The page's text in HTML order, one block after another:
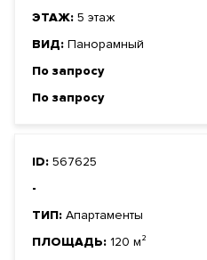
ЭТАЖ: 5 этаж
ВИД: Панорамный
По запросу
По запросу
ID: 567625
-
ТИП: Апартаменты
ПЛОЩАДЬ: 120 м²